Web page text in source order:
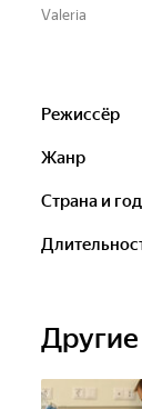
Valeria
Режиссёр
Жанр
Страна и год